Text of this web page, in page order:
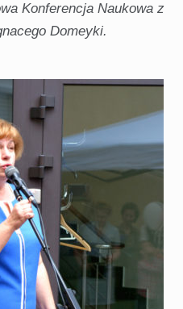
Konferencja Naukowa z
Domeyki.